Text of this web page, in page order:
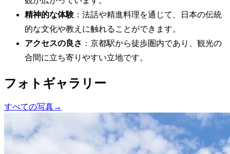
精神的な体験：法話や精進料理を通じて、日本の伝統
的な文化や教えに触れることができます。
アクセスの良さ ：京都駅から徒歩圏内であり、観光の
合間に立ち寄りやすい立地です。
フォトギャラリー
すべての写真→